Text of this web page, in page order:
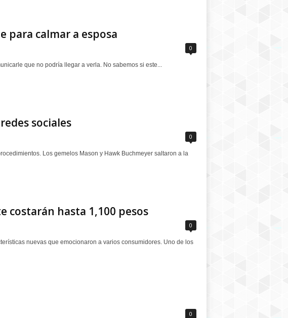
para calmar a esposa
0
que no podría llegar a verla. No sabemos si este...
sociales
0
Los gemelos Mason y Hawk Buchmeyer saltaron a la
costarán hasta 1,100 pesos
0
nuevas que emocionaron a varios consumidores. Uno de los
0